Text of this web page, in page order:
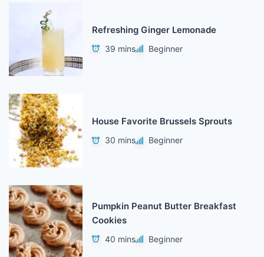
Refreshing Ginger Lemonade
39 mins Beginner
House Favorite Brussels Sprouts
30 mins Beginner
Pumpkin Peanut Butter Breakfast
Cookies
40 mins Beginner